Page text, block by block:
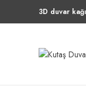
3D duvar